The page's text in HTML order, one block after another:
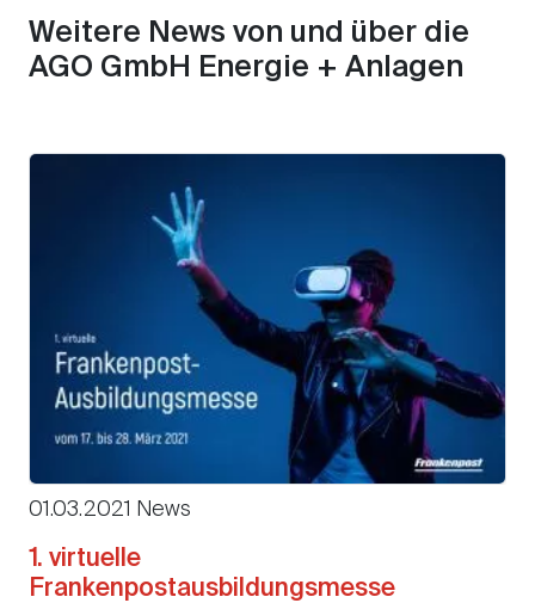
Weitere News von und über die
AGO GmbH Energie + Anlagen
01.03.2021 News
1. virtuelle
Frankenpostausbildungsmesse